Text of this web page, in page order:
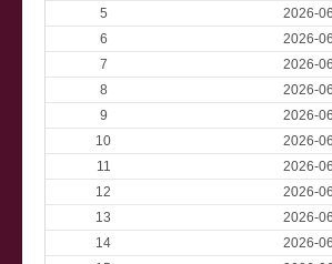
5
2026-
6
2026-
7
2026-
8
2026-
9
2026-
10
2026-
11
2026-
12
2026-
13
2026-
14
2026-